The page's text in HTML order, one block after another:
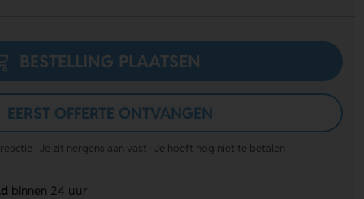
BESTELLING PLAATSEN
EERST OFFERTE ONTVANGEN
· Je zit nergens aan vast · Je hoeft nog niet te betalen
binnen 24 uur